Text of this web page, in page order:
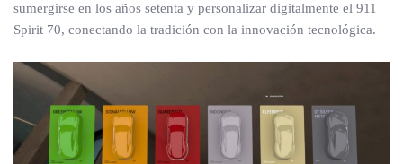
sumergirse en los años setenta y personalizar digitalmente el 911
Spirit 70, conectando la tradición con la innovación tecnológica.